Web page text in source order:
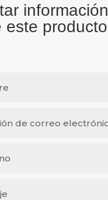
información
este producto